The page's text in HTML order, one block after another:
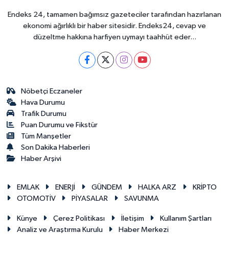
Endeks 24, tamamen bağımsız gazeteciler tarafından hazırlanan
ekonomi ağırlıklı bir haber sitesidir. Endeks24, cevap ve
düzeltme hakkına harfiyen uymayı taahhüt eder...
Nöbetçi Eczaneler
Hava Durumu
Trafik Durumu
Puan Durumu ve Fikstür
Tüm Manşetler
Son Dakika Haberleri
Haber Arşivi
EMLAK ENERJİ GÜNDEM HALKA ARZ
KRİPTO
OTOMOTİV
PİYASALAR SAVUNMA
Künye Çerez Politikası İletişim
Kullanım Şartları
Analiz ve Araştırma Kurulu
Haber Merkezi